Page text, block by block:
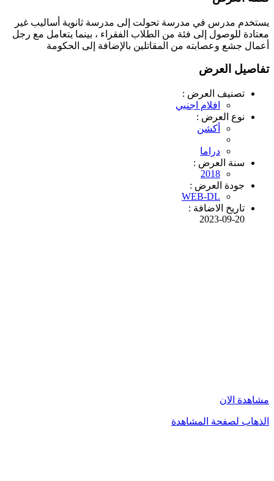
يستخدم مدرس في مدرسة تحولت إلى مدرسة ثانوية أساليب غير
معتادة للوصول إلى فئة من الطلاب الفقراء ، بينما يتعامل مع رجل
أعمال جشع وعصابته من المقاتلين بالإضافة إلى الحكومة
تفاصيل العرض
تصنيف العرض :
افلام اجنبي
نوع العرض :
أكشن
دراما
سنة العرض :
2018
جودة العرض :
WEB-DL
تاريخ الاضافة :
2023-09-20
مشاهدة الان
الذهاب لصفحة المشاهدة